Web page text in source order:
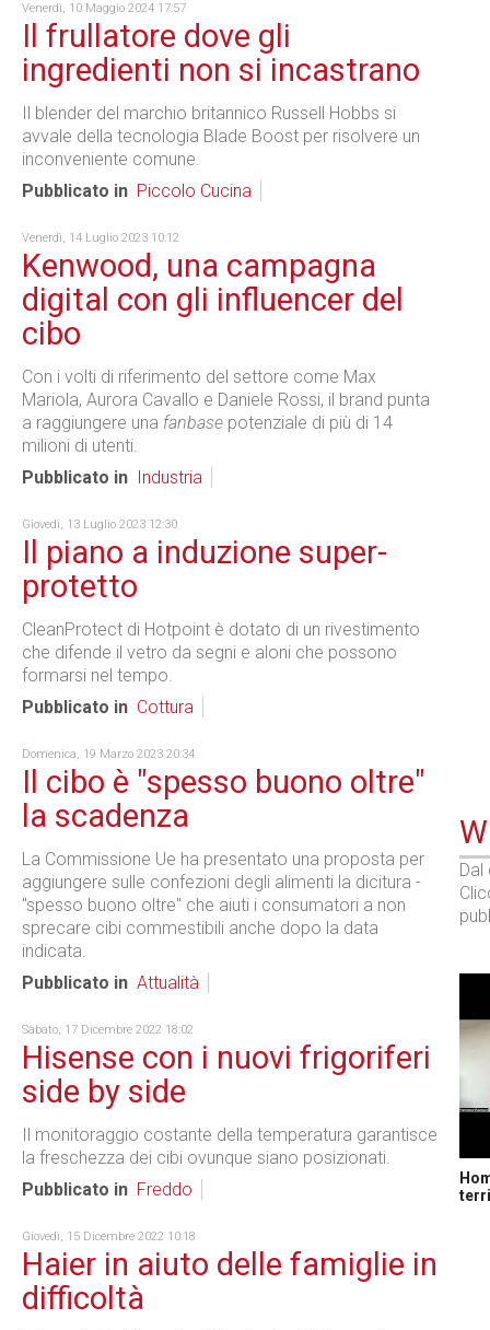
Venerdì, 10 Maggio 2024 17:57
Il frullatore dove gli
ingredienti non si incastrano
Il blender del marchio britannico Russell Hobbs si
avvale della tecnologia Blade Boost per risolvere un
inconveniente comune.
Pubblicato in Piccolo Cucina
Venerdì, 14 Luglio 2023 10:12
Kenwood, una campagna
digital con gli influencer del
cibo
Con i volti di riferimento del settore come Max
Mariola, Aurora Cavallo e Daniele Rossi, il brand punta
a raggiungere una fanbase potenziale di più di 14
milioni di utenti.
Pubblicato in
Industria
Giovedì, 13 Luglio 2023 12:30
Il piano a induzione super-
protetto
CleanProtect di Hotpoint è dotato di un rivestimento
che difende il vetro da segni e aloni che possono
formarsi nel tempo.
Pubblicato in Cottura
Domenica, 19 Marzo 2023 20:34
Il cibo è "spesso buono oltre"
la scadenza
La Commissione Ue ha presentato una proposta per
aggiungere sulle confezioni degli alimenti la dicitura -
"spesso buono oltre" che aiuti i consumatori a non
sprecare cibi commestibili anche dopo la data
indicata.
Pubblicato in Attualità
Sabato, 17 Dicembre 2022 18:02
Hisense con i nuovi frigoriferi
side by side
Il monitoraggio costante della temperatura garantisce
la freschezza dei cibi ovunque siano posizionati.
Pubblicato in Freddo
Giovedì, 15 Dicembre 2022 10:18
Haier in aiuto delle famiglie in
difficoltà